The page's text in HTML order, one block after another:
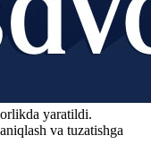
yaratildi.
va tuzatishga